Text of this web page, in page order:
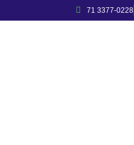
71 3377-0228